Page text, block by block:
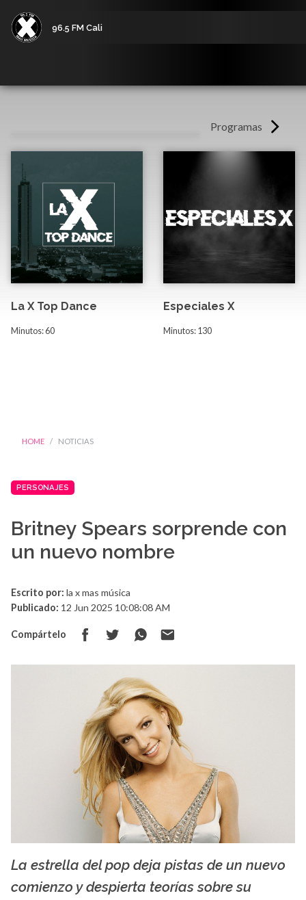
96.5 FM Cali
Programas
La X Top Dance
Minutos: 60
Especiales X
Minutos: 130
HOME NOTICIAS
PERSONAJES
Britney Spears sorprende con
un nuevo nombre
Escrito por: la x mas música
Publicado: 12 Jun 2025 10:08:08 AM
Compártelo
La estrella del pop deja pistas de un nuevo
comienzo y despierta teorías sobre su